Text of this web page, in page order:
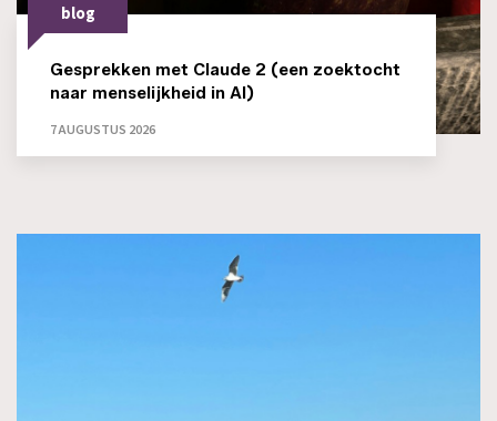
blog
Gesprekken met Claude 2 (een zoektocht
naar menselijkheid in AI)
7 AUGUSTUS 2026